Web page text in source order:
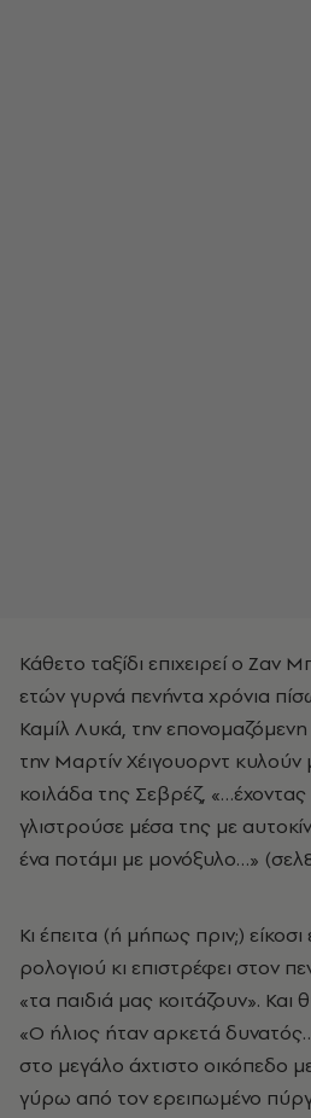
Κάθετο ταξίδι επιχειρεί ο Ζαν
ετών γυρνά πενήντα χρόνια
Καμίλ Λυκά, την
την Μαρτίν Χέιγουορντ κυλούν
κοιλάδα της Σεβρέζ,
γλιστρούσε μέσα της με
ένα ποτάμι με μονόξυλο…»
Κι έπειτα (ή μήπως πριν;)
ρολογιού κι επιστρέφει στον
«τα παιδιά μας κοιτάζουν». Και
«Ο ήλιος ήταν αρκετά
στο μεγάλο άχτιστο οικόπεδο
γύρω από τον ερειπωμένο